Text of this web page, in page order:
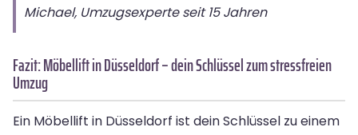
Michael, Umzugsexperte seit 15 Jahren
Fazit: Möbellift in Düsseldorf – dein Schlüssel zum stressfreien
Umzug
Ein Möbellift in Düsseldorf ist dein Schlüssel zu einem